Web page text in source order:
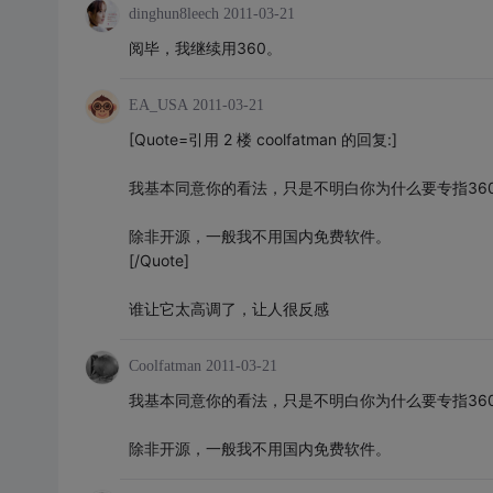
dinghun8leech 2011-03-21
阅毕，我继续用360。
EA_USA 2011-03-21
[Quote=引用 2 楼 coolfatman 的回复:]
我基本同意你的看法，只是不明白你为什么要专指360
除非开源，一般我不用国内免费软件。
[/Quote]
谁让它太高调了，让人很反感
Coolfatman 2011-03-21
我基本同意你的看法，只是不明白你为什么要专指360
除非开源，一般我不用国内免费软件。